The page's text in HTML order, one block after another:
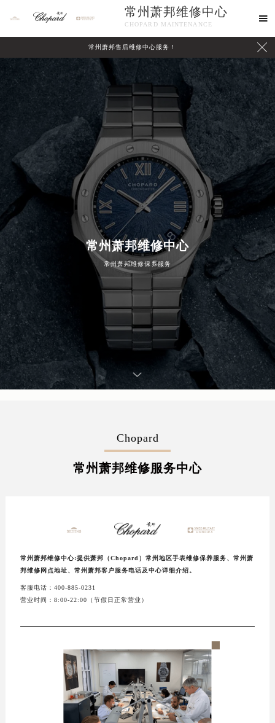
常州萧邦维修中心
CHOPARD MAINTENANCE

常州萧邦售后维修中心服务！ 
常州萧邦维修中心
常州萧邦维修保养服务
心介绍 联系我们
Chopard
常州萧邦维修服务中心
常州萧邦维修中心:提供萧邦（Chopard）常州地区手表维修保养服务、常州萧
邦维修网点地址、常州萧邦客户服务电话及中心详细介绍。
客服电话：400-885-0231
营业时间：8:00-22:00（节假日正常营业）